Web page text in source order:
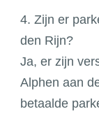
4. Zijn er
den Rijn?
Ja, er zijn
Alphen aan
betaalde